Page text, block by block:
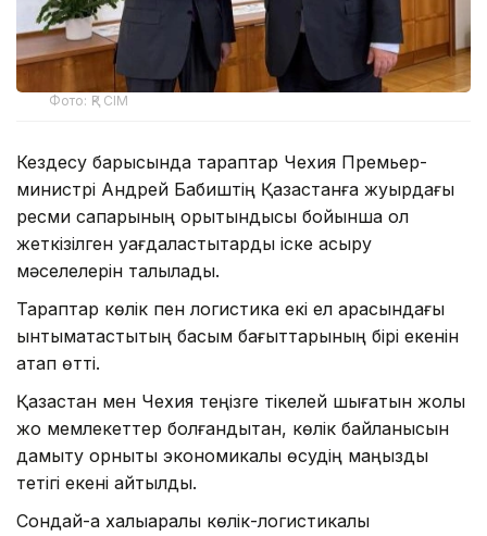
Фото: ҚР СІМ
Кездесу барысында тараптар Чехия Премьер-
министрі Андрей Бабиштің Қазақстанға жуырдағы
ресми сапарының қорытындысы бойынша қол
жеткізілген уағдаластықтарды іске асыру
мәселелерін талқылады.
Тараптар көлік пен логистика екі ел арасындағы
ынтымақтастықтың басым бағыттарының бірі екенін
атап өтті.
Қазақстан мен Чехия теңізге тікелей шығатын жолы
жоқ мемлекеттер болғандықтан, көлік байланысын
дамыту орнықты экономикалық өсудің маңызды
тетігі екені айтылды.
Сондай-ақ халықаралық көлік-логистикалық